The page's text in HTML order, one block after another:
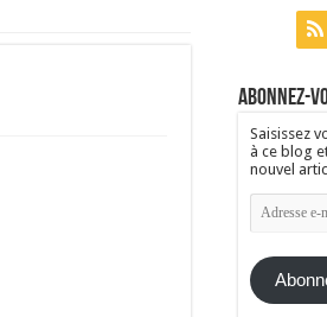
Abonnez-
Saisissez
à ce blog
nouvel
Adresse
e-